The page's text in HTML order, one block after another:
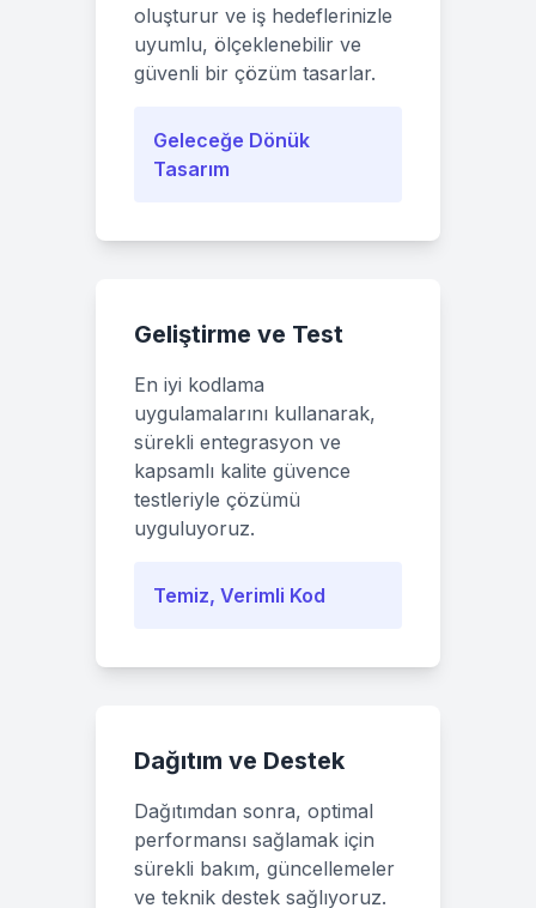
oluşturur ve iş hedeflerinizle
uyumlu, ölçeklenebilir ve
güvenli bir çözüm tasarlar.
Geleceğe Dönük
Tasarım
Geliştirme ve Test
En iyi kodlama
uygulamalarını kullanarak,
sürekli entegrasyon ve
kapsamlı kalite güvence
testleriyle çözümü
uyguluyoruz.
Temiz, Verimli Kod
Dağıtım ve Destek
Dağıtımdan sonra, optimal
performansı sağlamak için
sürekli bakım, güncellemeler
ve teknik destek sağlıyoruz.